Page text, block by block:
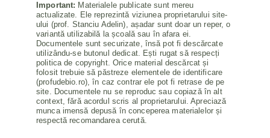
Important: Materialele publicate sunt mereu
actualizate. Ele reprezintă viziunea proprietarului site-
ului (prof. Stanciu Adelin), așadar sunt doar un reper, o
variantă utilizabilă la școală sau în afara ei.
Documentele sunt securizate, însă pot fi descărcate
utilizându-se butonul dedicat. Ești rugat să respecți
politica de copyright. Orice material descărcat și
folosit trebuie să păstreze elementele de identificare
(profudebio.ro), în caz contrar ele pot fi retrase de pe
site. Documentele nu se reproduc sau copiază în alt
context, fără acordul scris al proprietarului. Apreciază
munca imensă depusă în conceperea materialelor și
respectă recomandarea cerută.